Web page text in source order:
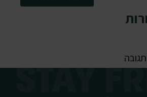
| 120 נורות